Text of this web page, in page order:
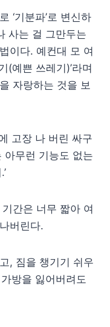
‘기분파’로 변신하
사는 걸 그만두는
이다. 예컨대 모 여
(예쁜 쓰레기)’라며
자랑하는 것을 보
고장 나 버린 싸구
아무런 기능도 없는
간은 너무 짧아 여
버린다.
, 짐을 챙기기 쉬우
방을 잃어버려도